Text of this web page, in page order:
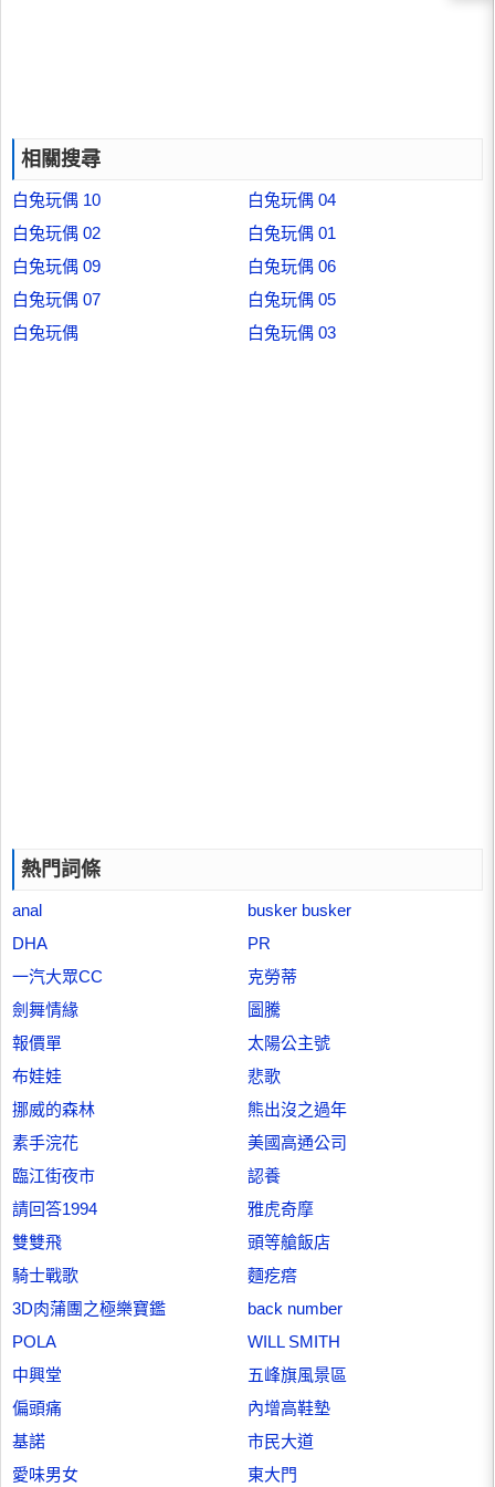
相關搜尋
白兔玩偶 10
白兔玩偶 04
白兔玩偶 02
白兔玩偶 01
白兔玩偶 09
白兔玩偶 06
白兔玩偶 07
白兔玩偶 05
白兔玩偶
白兔玩偶 03
熱門詞條
anal
busker busker
DHA
PR
一汽大眾CC
克勞蒂
劍舞情緣
圖騰
報價單
太陽公主號
布娃娃
悲歌
挪威的森林
熊出沒之過年
素手浣花
美國高通公司
臨江街夜市
認養
請回答1994
雅虎奇摩
雙雙飛
頭等艙飯店
騎士戰歌
麵疙瘩
3D肉蒲團之極樂寶鑑
back number
POLA
WILL SMITH
中興堂
五峰旗風景區
偏頭痛
內增高鞋墊
基諾
市民大道
愛味男女
東大門